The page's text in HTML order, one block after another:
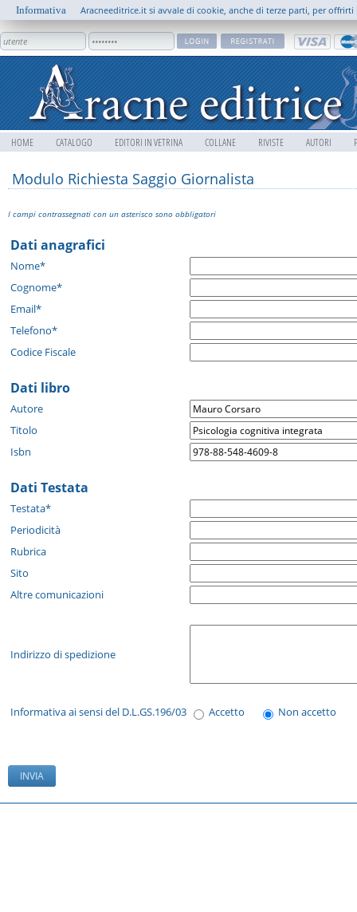
HOME CATALOGO EDITORI IN VETRINA COLLANE RIVISTE AUTORI
Modulo Richiesta Saggio Giornalista
I campi contrassegnati con un asterisco sono obbligatori
Dati anagrafici
Nome*
Cognome*
Email*
Telefono*
Codice Fiscale
Dati libro
Autore
Titolo
Isbn
Dati Testata
Testata*
Periodicità
Rubrica
Sito
Altre comunicazioni
Indirizzo di spedizione
Informativa ai sensi del D.L.GS.196/03 Accetto Non accetto
Informativa Aracneeditrice.it si avvale di cookie, anche di terze parti, per